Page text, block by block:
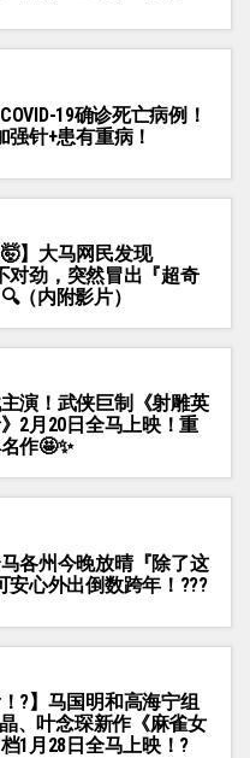
19确诊死亡病例！
针+患有重病！
🤯】大马网民发现
对劲，突然冒出『超奇
（内附影片）
演！武侠巨制《射雕英
2月20日全马上映！重
作🤩✨
各州今晚放晴『除了这
安心外出倒数跨年！???
！?】马国明和高海宁组
、叶念琛新作《麻雀女
1月28日全马上映！?